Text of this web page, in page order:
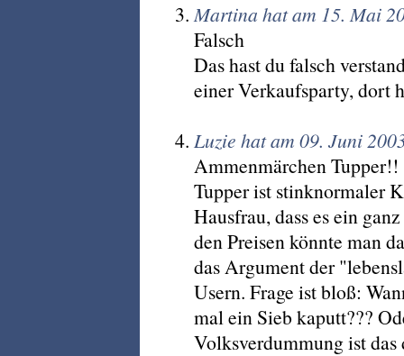
Martina hat am 15. Mai
Falsch
Das hast du falsch
einer Verkaufsparty, dort
Luzie hat am 09. Juni
Ammenmärchen Tupper!!
Tupper ist stinknormaler
Hausfrau, dass es ein
den Preisen könnte man
das Argument der
Usern. Frage ist bloß:
mal ein Sieb kaputt???
Volksverdummung ist das